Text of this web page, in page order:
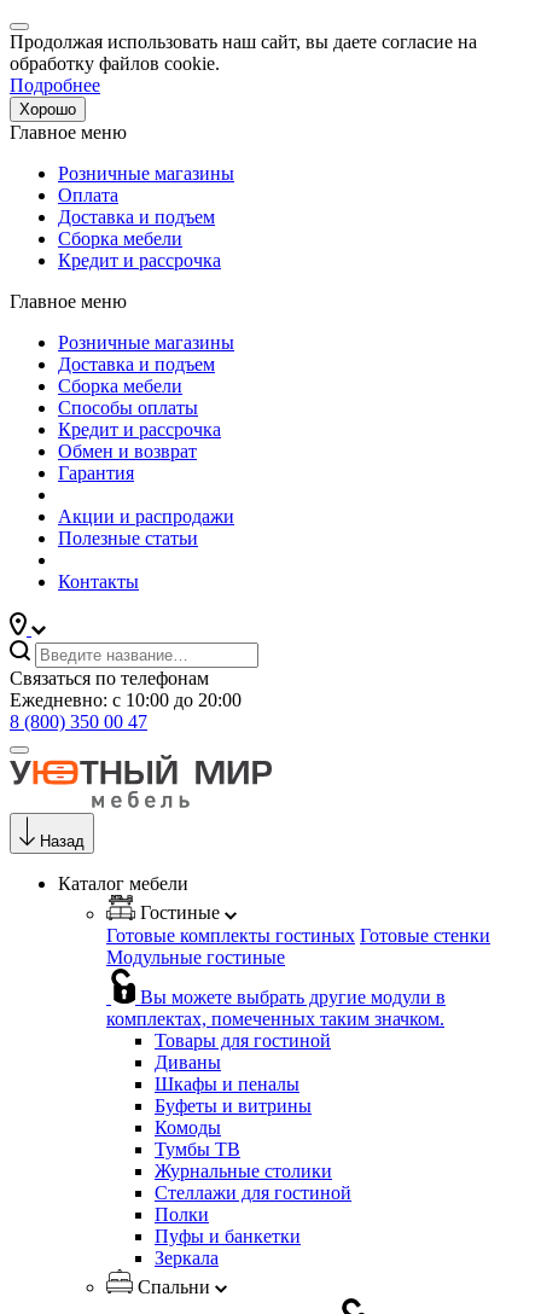
Продолжая использовать наш сайт, вы даете согласие на
обработку файлов cookie.
Подробнее
Хорошо
Главное меню
Розничные магазины
Оплата
Доставка и подъем
Сборка мебели
Кредит и рассрочка
Главное меню
Розничные магазины
Доставка и подъем
Сборка мебели
Способы оплаты
Кредит и рассрочка
Обмен и возврат
Гарантия
Акции и распродажи
Полезные статьи
Контакты
Связаться по телефонам
Ежедневно: с 10:00 до 20:00
8 (800) 350 00 47
Назад
Каталог мебели
Гостиные
Готовые комплекты гостиных Готовые стенки
Модульные гостиные
Вы можете выбрать другие модули в
комплектах, помеченных таким значком.
Товары для гостиной
Диваны
Шкафы и пеналы
Буфеты и витрины
Комоды
Тумбы ТВ
Журнальные столики
Стеллажи для гостиной
Полки
Пуфы и банкетки
Зеркала
Спальни